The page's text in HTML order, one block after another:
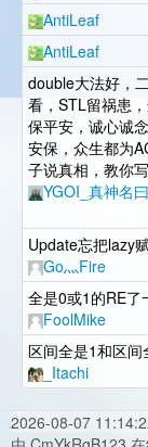
AntiLeaf
AntiLeaf
double大法好，
看，STL留祸患
保平安，诚心诚
安保，众生都为
子说真相，教你
YGOI_真神名
Update忘把lazy
Go灬Fire
全是0或1的RE了
FoolMike
区间全是1和区间
_Itachi
2026-08-07